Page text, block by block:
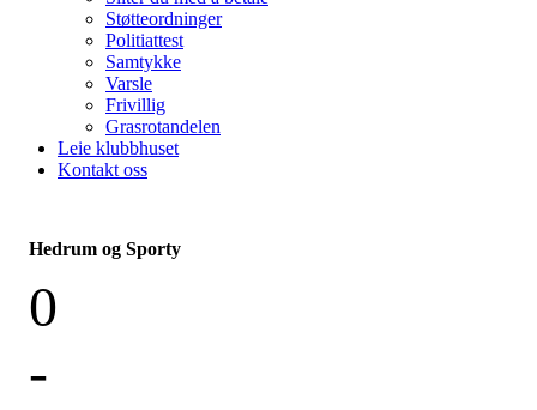
Støtteordninger
Politiattest
Samtykke
Varsle
Frivillig
Grasrotandelen
Leie klubbhuset
Kontakt oss
Hedrum og Sporty
0
-